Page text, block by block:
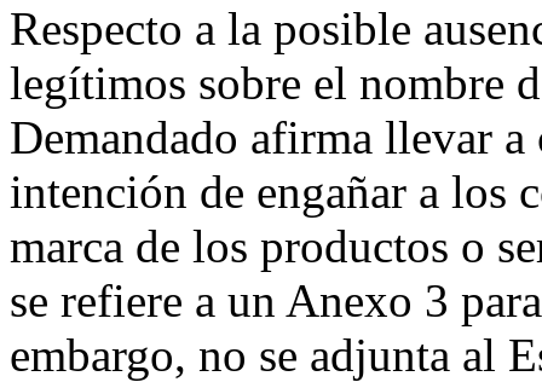
Respecto a la posible
legítimos sobre el nombre
Demandado afirma llevar
intención de engañar a los
marca de los productos o
se refiere a un Anexo 3
embargo, no se adjunta al